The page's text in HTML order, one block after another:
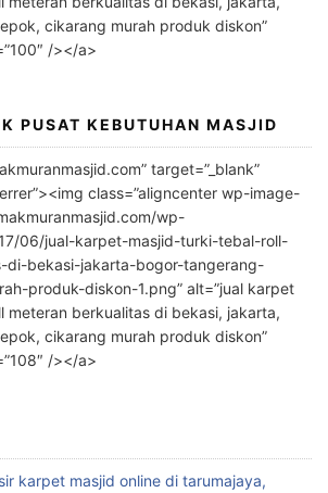
cikarang murah produk diskon”
/></a>
PUSAT KEBUTUHAN MASJID
target=”_blank”
class=”aligncenter wp-image-
wp-
06/jual-karpet-masjid-turki-tebal-roll-
di-bekasi-jakarta-bogor-tangerang-
produk-diskon-1.png” alt=”jual karpet
meteran berkualitas di bekasi, jakarta,
cikarang murah produk diskon”
/></a>
karpet masjid online di tarumajaya,